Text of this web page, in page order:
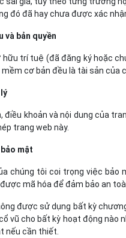
đó đã hay chưa được xác
và bản quyền
hữu trí tuệ (đã đăng ký hoặc
mềm cơ bản đều là tài sản của
điều khoản và nội dung của
trang web này.
mật
chúng tôi coi trọng việc
mã hóa để đảm bảo an
được sử dụng bất kỳ
vũ cho bất kỳ hoạt động nào
nếu cần thiết.